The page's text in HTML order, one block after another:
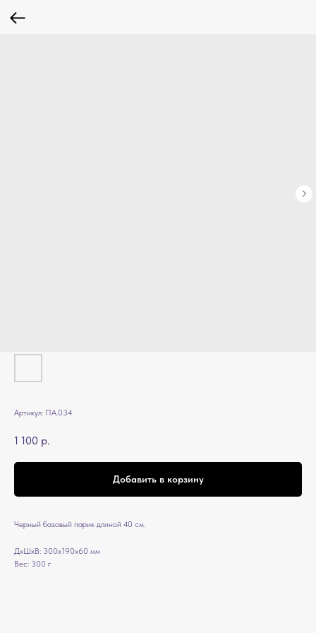
Артикул: ПА.034
1 100 р.
Добавить в корзину
Черный базовый парик длиной 40 см.
ДxШxВ: 300x190x60 мм
Вес: 300 г